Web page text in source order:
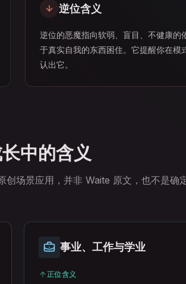
逆位含义
逆位的恶魔指向软弱、盲目、不健康的
于真实自我的东西困住。它提醒你在模
认出它。
中的含义
场景应用，并非 Waite 原文，也不是确
事业、工作与学业
正位含义